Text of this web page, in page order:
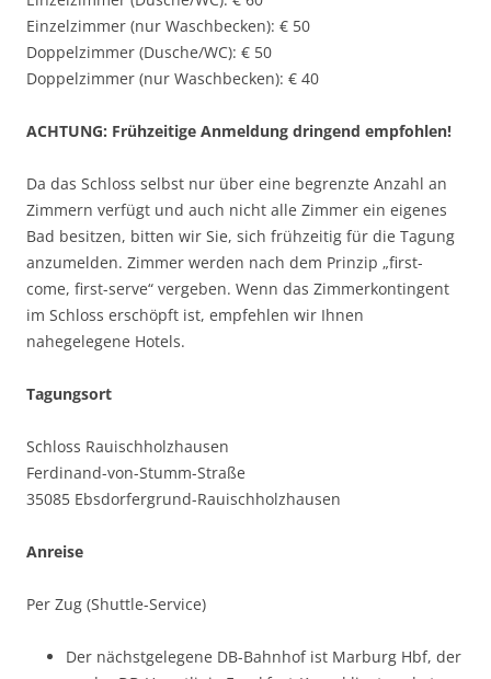
Einzelzimmer (nur Waschbecken): € 50
Doppelzimmer (Dusche/WC): € 50
Doppelzimmer (nur Waschbecken): € 40
ACHTUNG: Frühzeitige Anmeldung dringend empfohlen!
Da das Schloss selbst nur über eine begrenzte Anzahl an
Zimmern verfügt und auch nicht alle Zimmer ein eigenes
Bad besitzen, bitten wir Sie, sich frühzeitig für die Tagung
anzumelden. Zimmer werden nach dem Prinzip „first-
come, first-serve“ vergeben. Wenn das Zimmerkontingent
im Schloss erschöpft ist, empfehlen wir Ihnen
nahegelegene Hotels.
Tagungsort
Schloss Rauischholzhausen
Ferdinand-von-Stumm-Straße
35085 Ebsdorfergrund-Rauischholzhausen
Anreise
Per Zug (Shuttle-Service)
Der nächstgelegene DB-Bahnhof ist Marburg Hbf, der